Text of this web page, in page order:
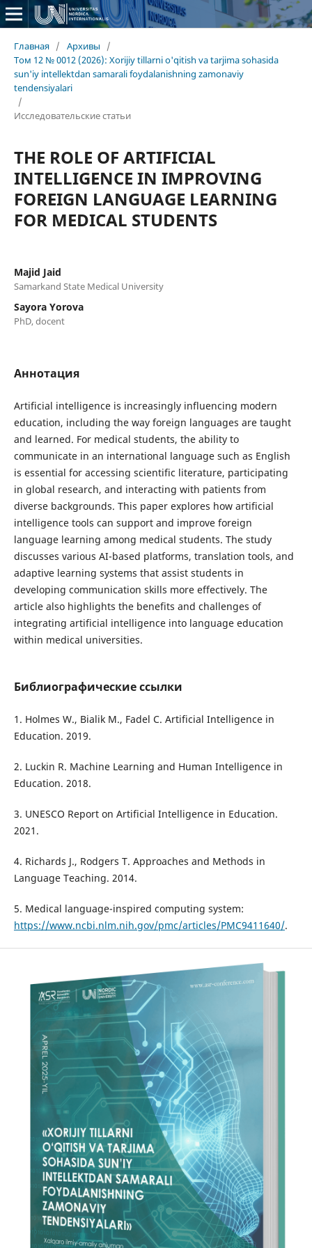
Главная / Архивы
/
Том 12 № 0012 (2026): Xorijiy tillarni o'qitish va tarjima sohasida
sun'iy intellektdan samarali foydalanishning zamonaviy
tendensiyalari
/
Исследовательские статьи
THE ROLE OF ARTIFICIAL
INTELLIGENCE IN IMPROVING
FOREIGN LANGUAGE LEARNING
FOR MEDICAL STUDENTS
Majid Jaid
Samarkand State Medical University
Sayora Yorova
PhD, docent
Аннотация
Artificial intelligence is increasingly influencing modern
education, including the way foreign languages are taught
and learned. For medical students, the ability to
communicate in an international language such as English
is essential for accessing scientific literature, participating
in global research, and interacting with patients from
diverse backgrounds. This paper explores how artificial
intelligence tools can support and improve foreign
language learning among medical students. The study
discusses various AI-based platforms, translation tools, and
adaptive learning systems that assist students in
developing communication skills more effectively. The
article also highlights the benefits and challenges of
integrating artificial intelligence into language education
within medical universities.
Библиографические ссылки
1. Holmes W., Bialik M., Fadel C. Artificial Intelligence in
Education. 2019.
2. Luckin R. Machine Learning and Human Intelligence in
Education. 2018.
3. UNESCO Report on Artificial Intelligence in Education.
2021.
4. Richards J., Rodgers T. Approaches and Methods in
Language Teaching. 2014.
5. Medical language-inspired computing system:
https://www.ncbi.nlm.nih.gov/pmc/articles/PMC9411640/.